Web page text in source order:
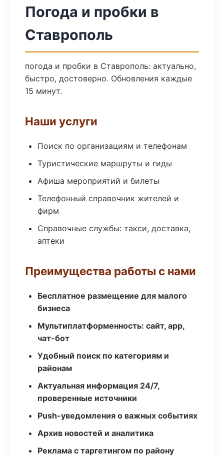
Погода и пробки в
Ставрополь
погода и пробки в Ставрополь: актуально,
быстро, достоверно. Обновления каждые
15 минут.
Наши услуги
Поиск по организациям и телефонам
Туристические маршруты и гиды
Афиша мероприятий и билеты
Телефонный справочник жителей и
фирм
Справочные службы: такси, доставка,
аптеки
Преимущества работы с нами
Бесплатное размещение для малого
бизнеса
Мультиплатформенность: сайт, app,
чат-бот
Удобный поиск по категориям и
районам
Актуальная информация 24/7,
проверенные источники
Push-уведомления о важных событиях
Архив новостей и аналитика
Реклама с таргетингом по району